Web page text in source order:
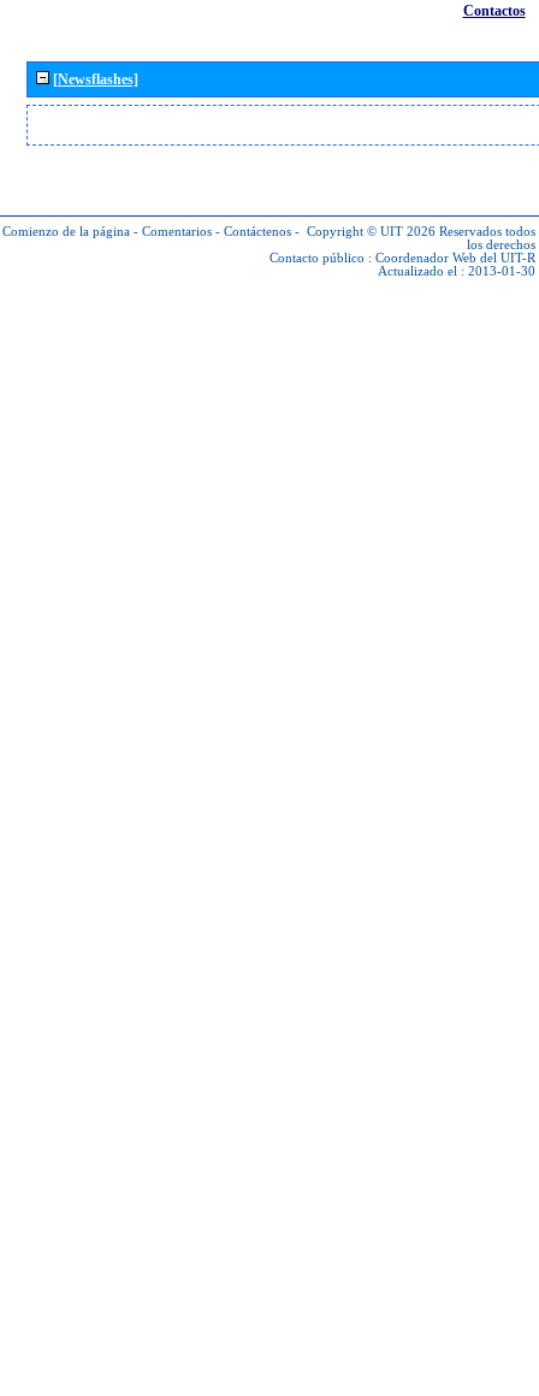
Contactos
[Newsflashes]
Comienzo de la página - Comentarios - Contáctenos - Copyright © UIT 2026 Reservados todos
los derechos
Contacto público : Coordenador Web del UIT-R
Actualizado el : 2013-01-30